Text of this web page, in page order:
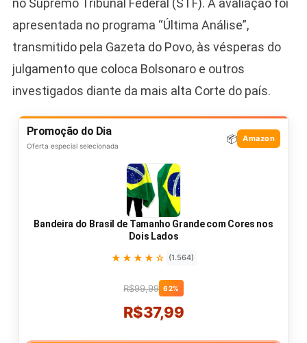
no Supremo Tribunal Federal (STF). A avaliação foi
apresentada no programa “Última Análise”,
transmitido pela Gazeta do Povo, às vésperas do
julgamento que coloca Bolsonaro e outros
investigados diante da mais alta Corte do país.
Promoção do Dia
Oferta especial selecionada
📦 Amazon
Bandeira do Brasil de Tamanho Grande com Cores nos
Dois Lados
★★★★☆ (1.564)
R$99,99 62%
R$37,99